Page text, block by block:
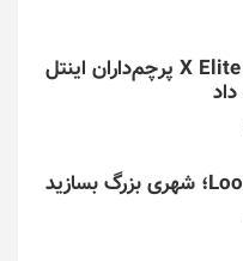
تراشه اسنپدراگون X Elite پرچم‌داران اینتل